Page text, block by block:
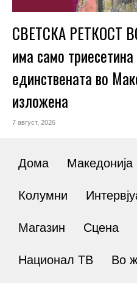
СВЕТСКА РЕТКОСТ
има само
единствената во
изложена
7 август, 2026
Дома Македонија
Колумни
Магазин Сцена
Национал ТВ Во